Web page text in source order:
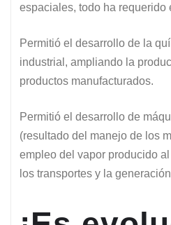
espaciales, todo ha requerido
Permitió el desarrollo de la
industrial, ampliando la
productos manufacturados.
Permitió el desarrollo de
(resultado del manejo de los
empleo del vapor producido
los transportes y la